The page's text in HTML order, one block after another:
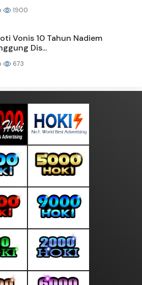
1900
Vonis 10 Tahun Nadiem
Dis...
673